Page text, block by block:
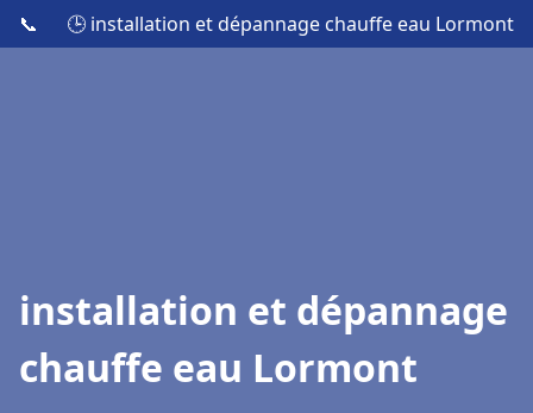
📞 🕒 installation et dépannage chauffe eau Lormont
installation et dépannage
chauffe eau Lormont